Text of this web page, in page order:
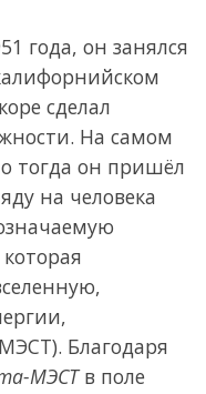
года, он занялся
сделал
На самом
тогда он пришёл
на человека
которая
Благодаря
МЭСТв поле